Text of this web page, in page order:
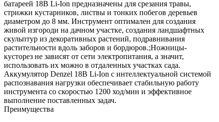
батареей 18В Li-Ion предназначены для срезания травы,
стрижки кустарников, листвы и тонких побегов деревьев
диаметром до 8 мм. Инструмент оптимален для создания
живой изгороди на дачном участке, создания ландшафтных
скульптур из декоративных растений, подравнивания
растительности вдоль заборов и бордюров.;Ножницы-
кусторез не зависят от сети электропитания, а значит,
использовать их можно в отдаленных участках сада.
Аккумулятор Denzel 18В Li-Ion с интеллектуальной системой
распознавания нагрузки обеспечивает стабильную работу
инструмента со скоростью 1200 ход/мин и эффективное
выполнение поставленных задач.
Преимущества